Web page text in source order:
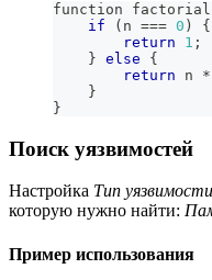
function factorial
if
( n === 0 )
{
return
1 ;
} else
{
return n *
}
}
Поиск уязвимостей
Настройка Тип уязвимости
которую нужно найти:
Пример использования